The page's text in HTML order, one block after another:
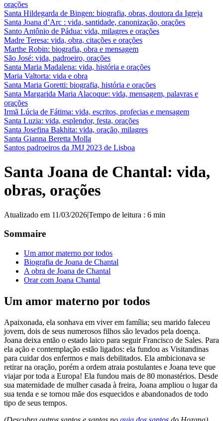
orações
Santa Hildegarda de Bingen: biografia, obras, doutora da Igreja
Santa Joana d’Arc : vida, santidade, canonização, orações
Santo Antônio de Pádua: vida, milagres e orações
Madre Teresa: vida, obra, citações e orações
Marthe Robin: biografia, obra e mensagem
São José: vida, padroeiro, orações
Santa Maria Madalena: vida, história e orações
Maria Valtorta: vida e obra
Santa Maria Goretti: biografia, história e orações
Santa Margarida Maria Alacoque: vida, mensagem, palavras e
orações
Irmã Lúcia de Fátima: vida, escritos, profecias e mensagem
Santa Luzia: vida, esplendor, festa, orações
Santa Josefina Bakhita: vida, oração, milagres
Santa Gianna Beretta Molla
Santos padroeiros da JMJ 2023 de Lisboa
Santa Joana de Chantal: vida,
obras, orações
Atualizado em 11/03/2026|Tempo de leitura : 6 min
Sommaire
Um amor materno por todos
Biografia de Joana de Chantal
A obra de Joana de Chantal
Orar com Joana Chantal
Um amor materno por todos
Apaixonada, ela sonhava em viver em família; seu marido faleceu
jovem, dois de seus numerosos filhos são levados pela doença.
Joana deixa então o estado laico para seguir Francisco de Sales. Para
ela ação e contemplação estão ligados: ela fundou as Visitandinas
para cuidar dos enfermos e mais debilitados. Ela ambicionava se
retirar na oração, porém a ordem atraia postulantes e Joana teve que
viajar por toda a Europa! Ela fundou mais de 80 monastérios. Desde
sua maternidade de mulher casada à freira, Joana ampliou o lugar da
sua tenda e se tornou mãe dos esquecidos e abandonados de todo
tipo de seus tempos.